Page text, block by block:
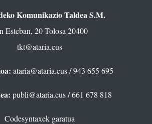
Komunikazio Taldea S.M.
Esteban, 20 Tolosa 20400
tkt@ataria.eus
ataria@ataria.eus/ 943 655 695
publi@ataria.eus/ 661 678 818
Codesyntaxek garatua